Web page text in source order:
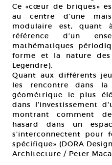
Ce «cœur de briques»
au centre d’une
modulaire est, quant
référence d’un
mathématiques
forme et la nature des
Legendre).
Quant aux différents
les rencontre dans la
géométrique le plus
dans l’investissement
montrant comment
hasard dans un
s’interconnectent pour
spécifique» (DORA
Architecture / Peter